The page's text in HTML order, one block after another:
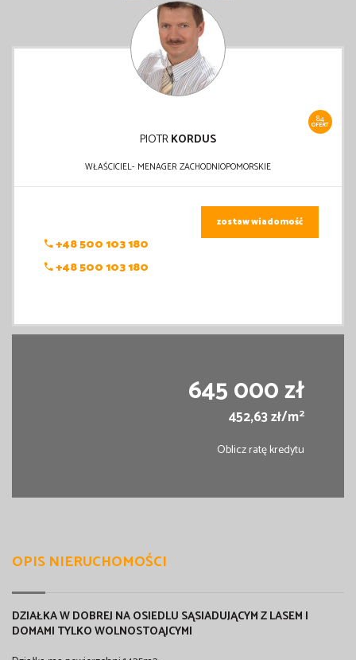
84
OFERT
PIOTRKORDUS
WŁAŚCICIEL- MENAGER ZACHODNIOPOMORSKIE
+48 500 103 180
+48 500 103 180
zostaw wiadomość
645 000 zł
452,63 zł/m2
Oblicz ratę kredytu
OPIS NIERUCHOMOŚCI
DZIAŁKA W DOBREJ NA OSIEDLU SĄSIADUJĄCYM Z LASEM I
DOMAMI TYLKO WOLNOSTOĄJCYMI